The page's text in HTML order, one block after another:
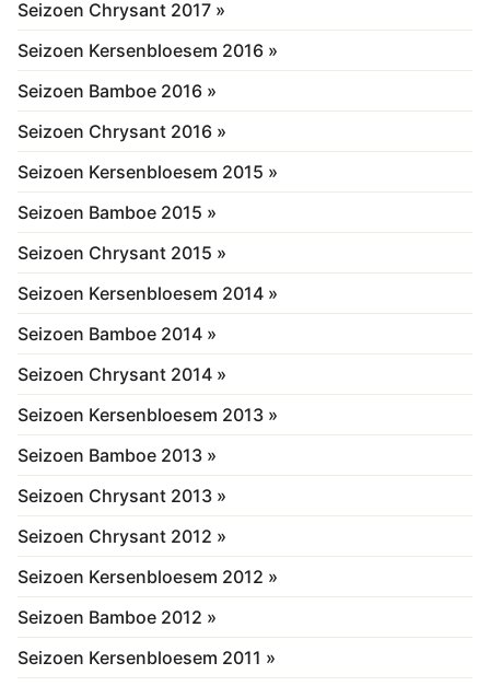
Seizoen Chrysant 2017 »
Seizoen Kersenbloesem 2016 »
Seizoen Bamboe 2016 »
Seizoen Chrysant 2016 »
Seizoen Kersenbloesem 2015 »
Seizoen Bamboe 2015 »
Seizoen Chrysant 2015 »
Seizoen Kersenbloesem 2014 »
Seizoen Bamboe 2014 »
Seizoen Chrysant 2014 »
Seizoen Kersenbloesem 2013 »
Seizoen Bamboe 2013 »
Seizoen Chrysant 2013 »
Seizoen Chrysant 2012 »
Seizoen Kersenbloesem 2012 »
Seizoen Bamboe 2012 »
Seizoen Kersenbloesem 2011 »